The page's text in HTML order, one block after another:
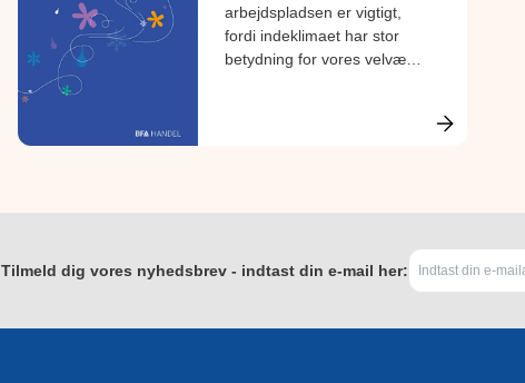
arbejdspladsen er vigtigt,
fordi indeklimaet har stor
betydning for vores velvære
Tilmeld dig vores nyhedsbrev - indtast din e-mail her: